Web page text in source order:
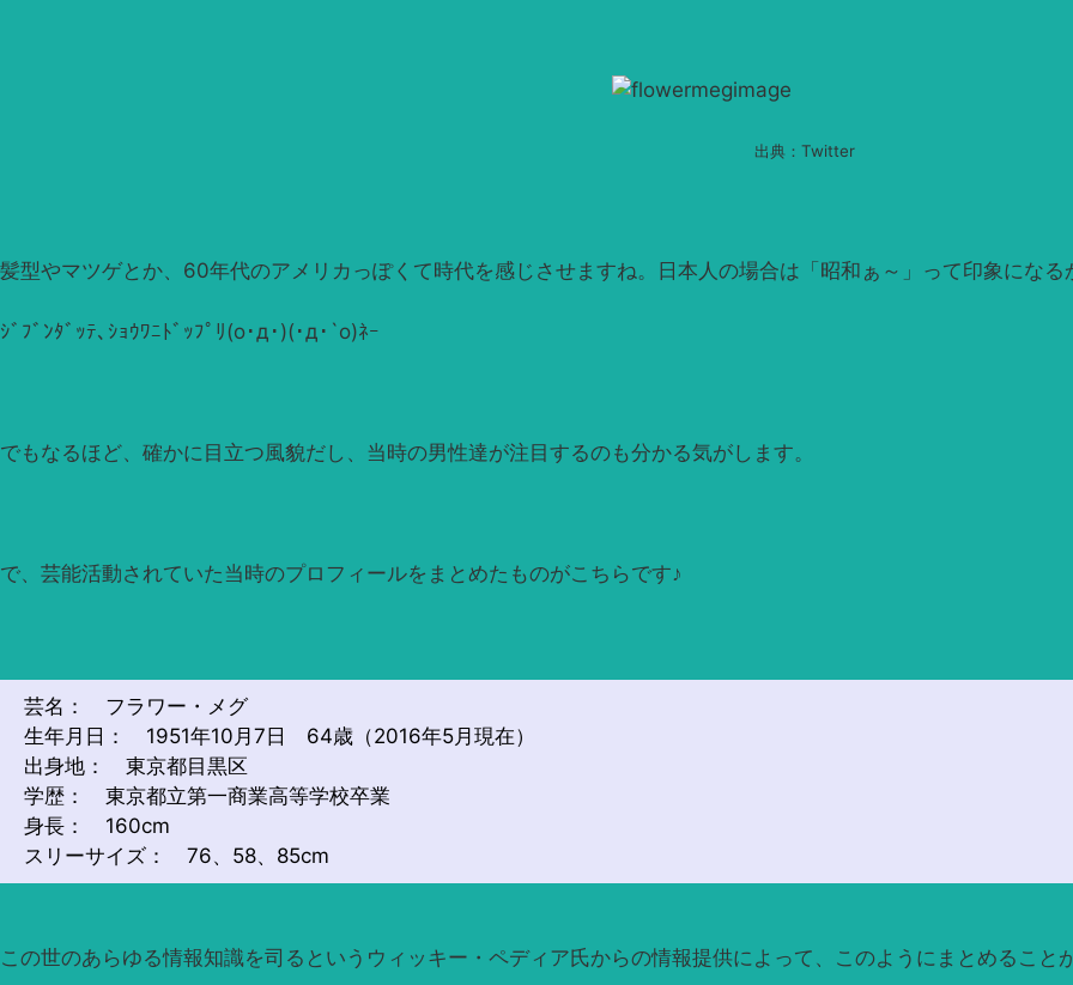
出典：Twitter
髪型やマツゲとか、60年代のアメリカっぽくて時代を感じさせますね。日本人の場合は「昭和ぁ～」って印象になる
ｼﾞﾌﾞﾝﾀﾞｯﾃ､ｼｮｳﾜﾆﾄﾞｯﾌﾟﾘ(ο･д･)(･д･`ο)ﾈｰ
でもなるほど、確かに目立つ風貌だし、当時の男性達が注目するのも分かる気がします。
で、芸能活動されていた当時のプロフィールをまとめたものがこちらです♪
芸名： フラワー・メグ
生年月日： 1951年10月7日 64歳（2016年5月現在）
出身地： 東京都目黒区
学歴： 東京都立第一商業高等学校卒業
身長： 160cm
スリーサイズ： 76、58、85cm
この世のあらゆる情報知識を司るというウィッキー・ペディア氏からの情報提供によって、このようにまとめること